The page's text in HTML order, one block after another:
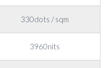
330dots / sqm
3960nits